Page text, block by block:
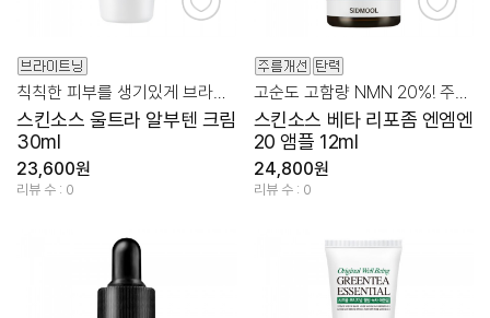
스킨소스 울트라 알부텐 크림
30ml
23,600원
리뷰 수 : 0
스킨소스 베타 리포좀 엔엠엔
20 앰플 12ml
24,800원
리뷰 수 : 0